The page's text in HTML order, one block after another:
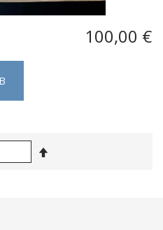
100,00 €